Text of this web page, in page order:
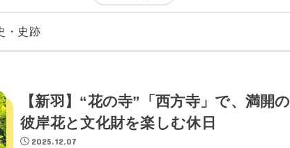
・史跡
【新羽】“花の寺”「西方寺」で、満開の
彼岸花と文化財を楽しむ休日
2025.12.07